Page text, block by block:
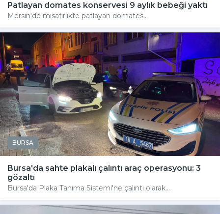
Patlayan domates konservesi 9 aylık bebeği yaktı
Mersin'de misafirlikte patlayan domates...
BURSA
Bursa'da sahte plakalı çalıntı araç operasyonu: 3
gözaltı
Bursa'da Plaka Tanıma Sistemi'ne çalıntı olarak...